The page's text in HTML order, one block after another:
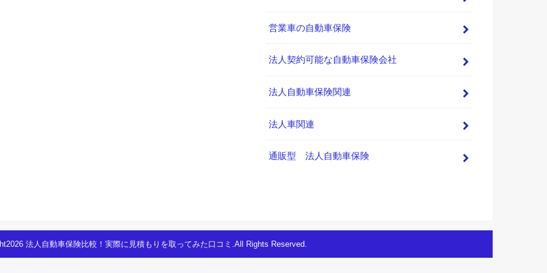
営業車の自動車保険
法人契約可能な自動車保険会社
法人自動車保険関連
法人車関連
通販型 法人自動車保険
法人自動車保険比較！実際に見積もりを取ってみた口コミ .All Rights Reserved.